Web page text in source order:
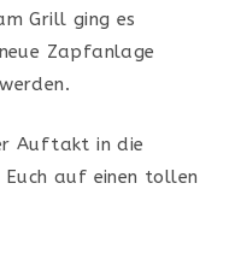
Grill ging es
Zapfanlage
Auftakt in die
auf einen tollen